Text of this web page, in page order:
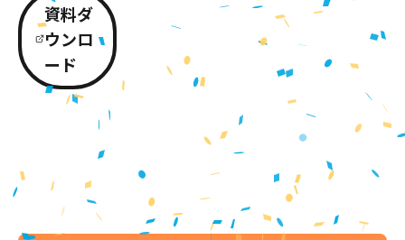
資料ダ
ウンロ
ード